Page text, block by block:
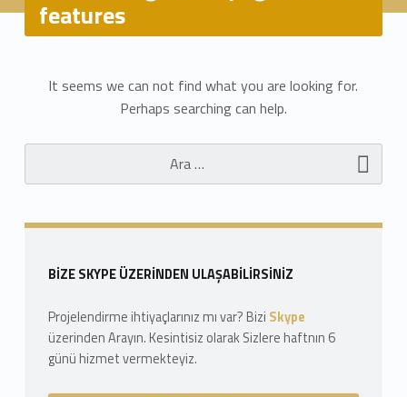
features
i
It seems we can not find what you are looking for.
Perhaps searching can help.
Arama:
Sidebar
BIZE SKYPE ÜZERINDEN ULAŞABILIRSINIZ
Projelendirme ihtiyaçlarınız mı var? Bizi Skype
üzerinden Arayın. Kesintisiz olarak Sizlere haftnın 6
günü hizmet vermekteyiz.